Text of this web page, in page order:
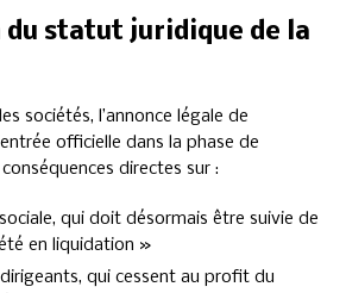
statut juridique de la
sociétés, l’annonce légale de
officielle dans la phase de
directes sur :
qui doit désormais être suivie de
en liquidation »
qui cessent au profit du